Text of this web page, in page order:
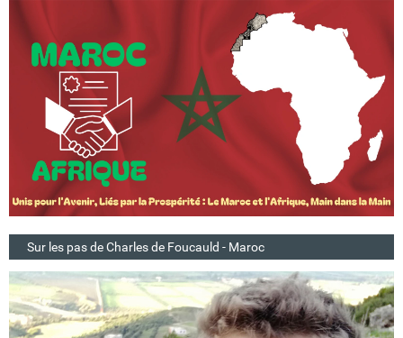
Sur les pas de Charles de Foucauld - Maroc